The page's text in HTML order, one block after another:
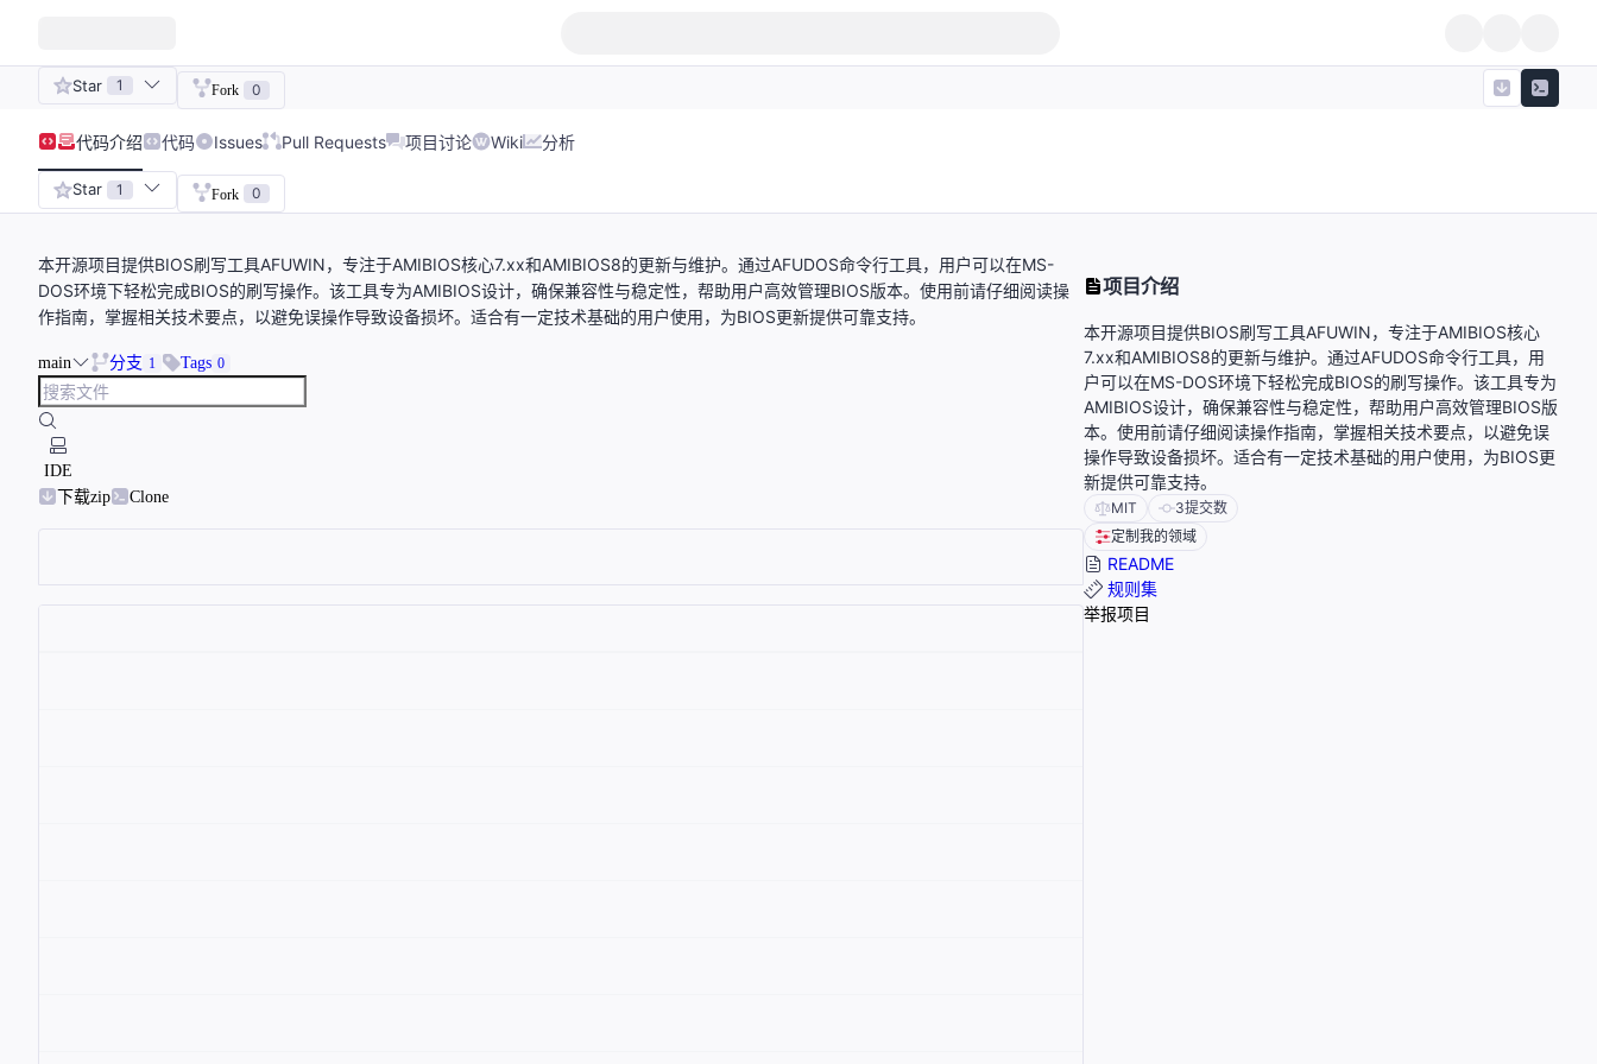
Star 1 Fork 0
代码介绍 代码 Issues Pull Requests 项目讨论 Wiki 分析
Star 1 Fork 0
本开源项目提供BIOS刷写工具AFUWIN，专注于AMIBIOS核心7.xx和AMIBIOS8的更新与维护。通过AFUDOS命令行工具，用户可以在MS-
DOS环境下轻松完成BIOS的刷写操作。该工具专为AMIBIOS设计，确保兼容性与稳定性，帮助用户高效管理BIOS版本。使用前请仔细阅读操
作指南，掌握相关技术要点，以避免误操作导致设备损坏。适合有一定技术基础的用户使用，为BIOS更新提供可靠支持。
main 分支 1 Tags 0
IDE
下载zip
Clone
项目介绍
本开源项目提供BIOS刷写工具AFUWIN，专注于AMIBIOS核心
7.xx和AMIBIOS8的更新与维护。通过AFUDOS命令行工具，用
户可以在MS-DOS环境下轻松完成BIOS的刷写操作。该工具专为
AMIBIOS设计，确保兼容性与稳定性，帮助用户高效管理BIOS版
本。使用前请仔细阅读操作指南，掌握相关技术要点，以避免误
操作导致设备损坏。适合有一定技术基础的用户使用，为BIOS更
新提供可靠支持。
MIT 3提交数
定制我的领域
README
规则集
举报项目